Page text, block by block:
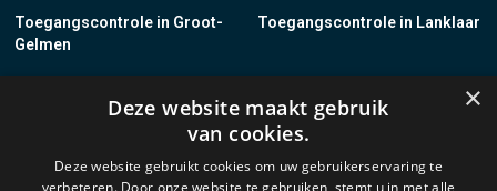
Toegangscontrole in Groot-
Gelmen
Toegangscontrole in Grote-
Brogel
Toegangscontrole in Lanklaar
Toegangscontrole in
Leopoldsburg
×
Deze website maakt gebruik
van cookies.
Deze website gebruikt cookies om uw gebruikerservaring te
verbeteren. Door onze website te gebruiken, stemt u in met alle